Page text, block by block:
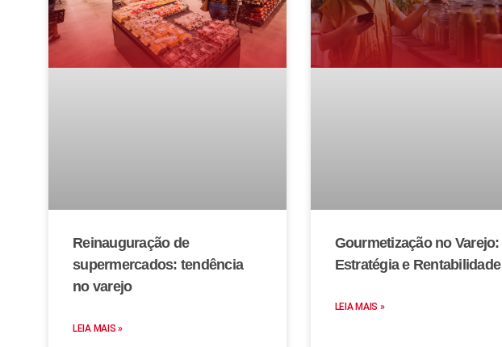
Reinauguração de
supermercados: tendência
no varejo
LEIA MAIS »
Gourmetização no Varejo:
Estratégia e Rentabilidade
LEIA MAIS »